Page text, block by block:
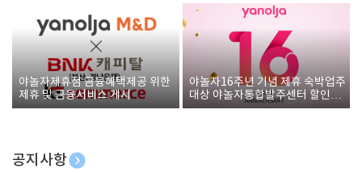
야놀자제휴점 금융혜택제공 위한
제휴 및 금융서비스 게시
야놀자16주년 기념 제휴 숙박업주
대상 야놀자통합발주센터 할인쿠
폰 증정
공지사항
[호텔업] 개인정보 처리방침 개정본1 (19.09.02)